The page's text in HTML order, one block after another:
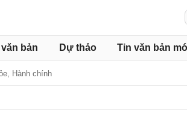
bản Dự thảo Tin văn bản
Hành chính